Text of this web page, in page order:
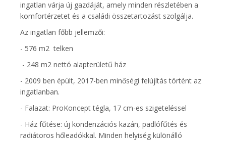
ingatlan várja új gazdáját, amely minden részletében a
komfortérzetet és a családi összetartozást szolgálja.
Az ingatlan főbb jellemzői:
- 576 m2 telken
- 248 m2 nettó alapterületű ház
- 2009 ben épült, 2017-ben minőségi felújítás történt az
ingatlanban.
- Falazat: ProKoncept tégla, 17 cm-es szigeteléssel
- Ház fűtése: új kondenzációs kazán, padlófűtés és
radiátoros hőleadókkal. Minden helyiség különálló